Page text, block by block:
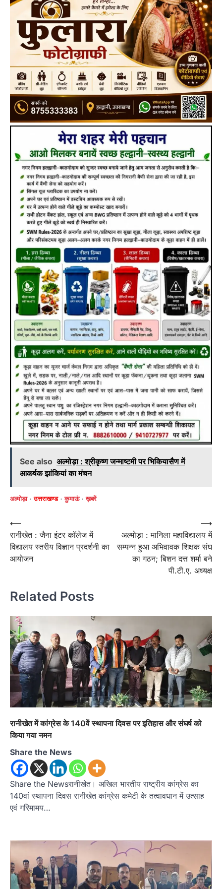
See also अल्मोड़ा : श्रीकृष्ण जन्माष्टमी पर भिकियासैण में
आकर्षक झांकियां का मंचन
अल्मोड़ा उत्तराखण्ड कुमाऊं ख़बरें
Post
navigation
⟵
रानीखेत : जैना इंटर कॉलेज में
विद्यालय स्तरीय विज्ञान प्रदर्शनी का
आयोजन
अल्मोड़ा : मानिला महाविद्यालय में
सम्पन्न हुआ अभिवावक शिक्षक संघ
का गठन; बिशन दत्त शर्मा बने
पी.टी.ए. अध्यक्ष
⟶
Related Posts
रानीखेत में कांग्रेस के 140वें स्थापना दिवस पर इतिहास और संघर्ष को
किया गया नमन
Share the News
Share the Newsरानीखेत। अखिल भारतीय राष्ट्रीय कांग्रेस का
140वां स्थापना दिवस रानीखेत कांग्रेस कमेटी के तत्वावधान में उत्साह
एवं गरिमामय…